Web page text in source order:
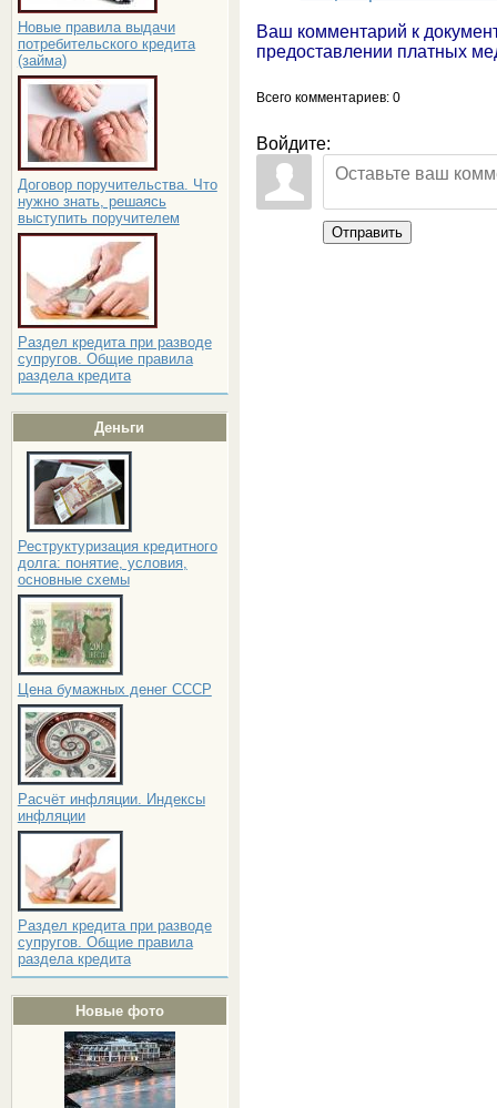
Новые правила выдачи
потребительского кредита
(займа)
Договор поручительства. Что
нужно знать, решаясь
выступить поручителем
Раздел кредита при разводе
супругов. Общие правила
раздела кредита
Деньги
Реструктуризация кредитного
долга: понятие, условия,
основные схемы
Цена бумажных денег СССР
Расчёт инфляции. Индексы
инфляции
Раздел кредита при разводе
супругов. Общие правила
раздела кредита
Новые фото
Ваш комментарий к
предоставлении платных
Всего комментариев: 0
Войдите:
Отправить